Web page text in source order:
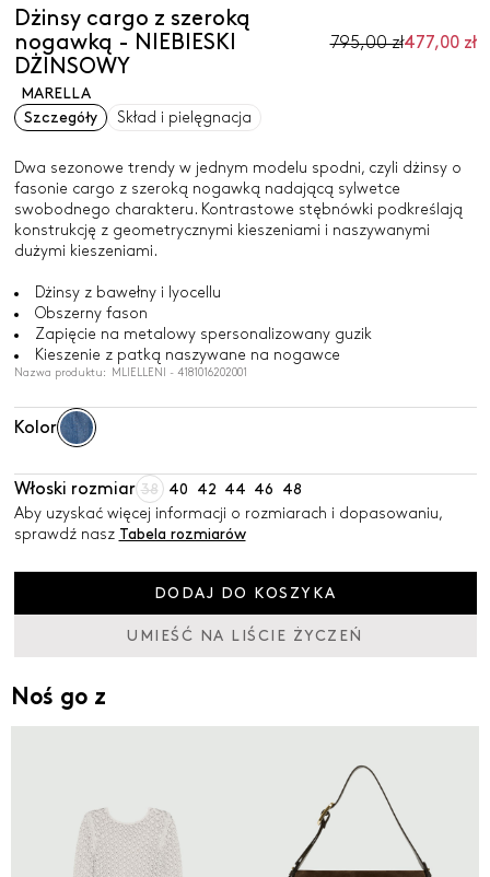
Dżinsy cargo z szeroką
nogawką - NIEBIESKI
DŻINSOWY
795,00 zł477,00 zł
MARELLA
Szczegóły
Skład i pielęgnacja
Dwa sezonowe trendy w jednym modelu spodni, czyli dżinsy o
fasonie cargo z szeroką nogawką nadającą sylwetce
swobodnego charakteru. Kontrastowe stębnówki podkreślają
konstrukcję z geometrycznymi kieszeniami i naszywanymi
dużymi kieszeniami.
Dżinsy z bawełny i lyocellu
Obszerny fason
Zapięcie na metalowy spersonalizowany guzik
Kieszenie z patką naszywane na nogawce
Nazwa produktu: MLIELLENI - 4181016202001
Kolor
Włoski rozmiar 38 40 42 44 46
48
Aby uzyskać więcej informacji o rozmiarach i dopasowaniu,
sprawdź nasz Tabela rozmiarów
DODAJ DO KOSZYKA
UMIEŚĆ NA LIŚCIE ŻYCZEŃ
Noś go z